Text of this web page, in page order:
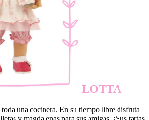
LOTTA
toda una cocinera. En su tiempo libre disfruta